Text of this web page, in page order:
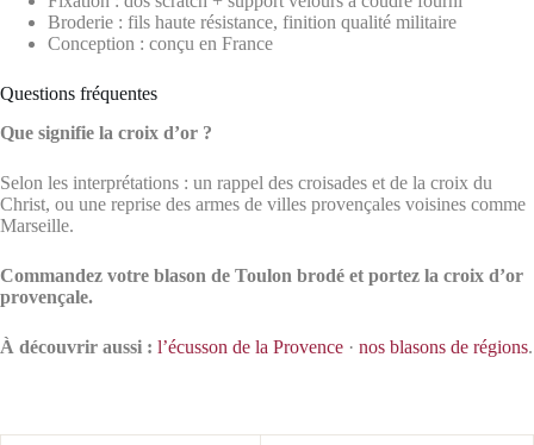
Broderie : fils haute résistance, finition qualité militaire
Conception : conçu en France
Questions fréquentes
Que signifie la croix d’or ?
Selon les interprétations : un rappel des croisades et de la croix du
Christ, ou une reprise des armes de villes provençales voisines comme
Marseille.
Commandez votre blason de Toulon brodé et portez la croix d’or
provençale.
À découvrir aussi : l’écusson de la Provence · nos blasons de régions.